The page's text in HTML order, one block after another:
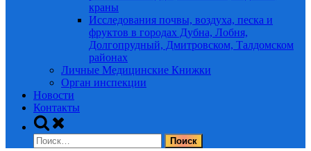
краны
Исследования почвы, воздуха, песка и
фруктов в городах Дубна, Лобня,
Долгопрудный, Дмитровском, Талдомском
районах
Личные Медицинские Книжки
Орган инспекции
Новости
Контакты
Toggle
search
form
Найти: